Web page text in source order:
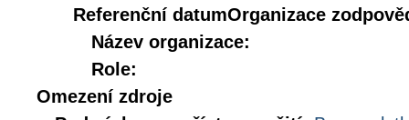
Referenční datumOrganizace
Název organizace:
Role:
Omezení zdroje